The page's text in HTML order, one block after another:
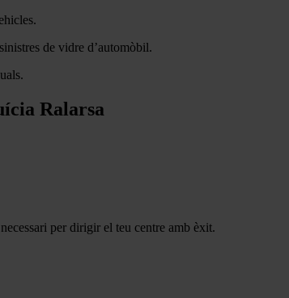
de vidre d’automòbil.
Ralarsa
per dirigir el teu centre amb èxit.